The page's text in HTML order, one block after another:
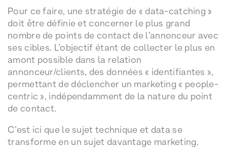
Pour ce faire, une stratégie de « data-catching »
doit être définie et concerner le plus grand
nombre de points de contact de l’annonceur avec
ses cibles. L’objectif étant de collecter le plus en
amont possible dans la relation
annonceur/clients, des données « identifiantes »,
permettant de déclencher un marketing « people-
centric », indépendamment de la nature du point
de contact.
C’est ici que le sujet technique et data se
transforme en un sujet davantage marketing.